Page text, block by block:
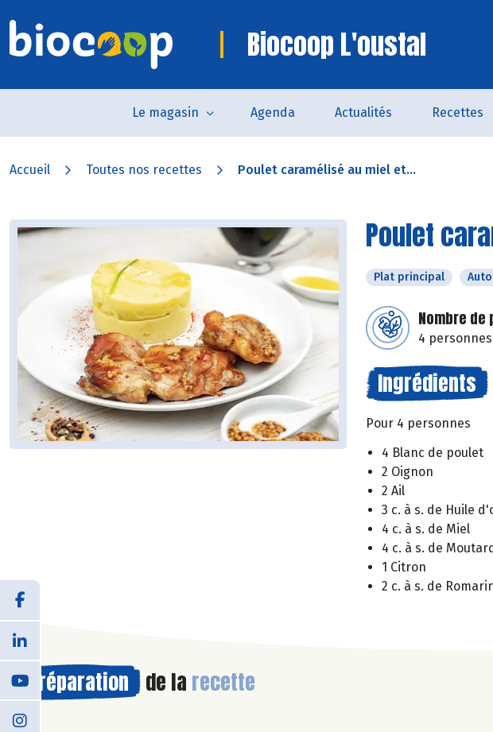
Biocoop L'oustal
Le magasin Agenda Actualités Recettes
Accueil Toutes nos recettes Poulet caramélisé au miel et...
Poulet
Plat principal
Nombre
4 personnes
Ingrédients
Pour 4 personnes
4 Blanc de poulet
2 Oignon
2 Ail
3 c. à s. de Huile
4 c. à s. de Miel
4 c. à s. de
1 Citron
2 c. à s. de
Préparation de la recette